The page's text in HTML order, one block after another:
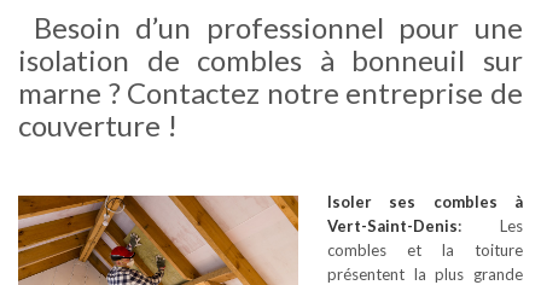
Besoin d’un professionnel pour une
isolation de combles à bonneuil sur
marne ? Contactez notre entreprise de
couverture !
Isoler ses combles à
Vert-Saint-Denis: Les
combles et la toiture
présentent la plus grande